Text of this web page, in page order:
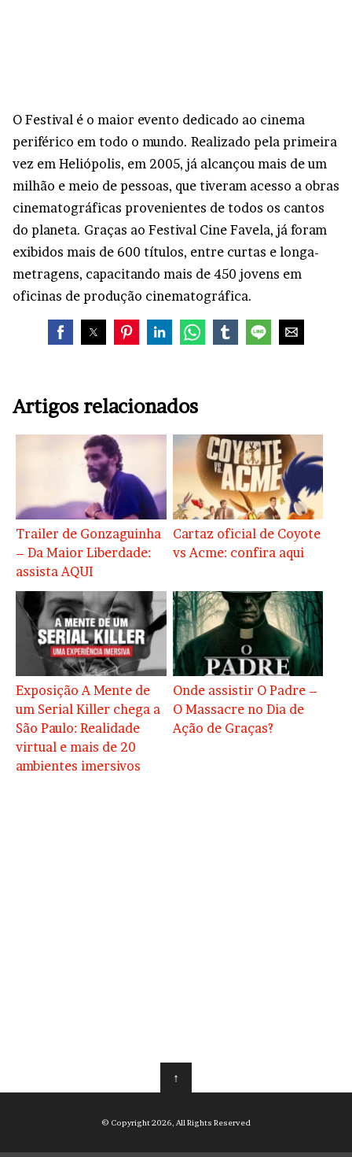
O Festival é o maior evento dedicado ao cinema
periférico em todo o mundo. Realizado pela primeira
vez em Heliópolis, em 2005, já alcançou mais de um
milhão e meio de pessoas, que tiveram acesso a obras
cinematográficas provenientes de todos os cantos
do planeta. Graças ao Festival Cine Favela, já foram
exibidos mais de 600 títulos, entre curtas e longa-
metragens, capacitando mais de 450 jovens em
oficinas de produção cinematográfica.
Artigos relacionados
Trailer de Gonzaguinha
– Da Maior Liberdade:
assista AQUI
Cartaz oficial de Coyote
vs Acme: confira aqui
Exposição A Mente de
um Serial Killer chega a
São Paulo: Realidade
virtual e mais de 20
ambientes imersivos
Onde assistir O Padre –
O Massacre no Dia de
Ação de Graças?
↑
© Copyright 2026, All Rights Reserved